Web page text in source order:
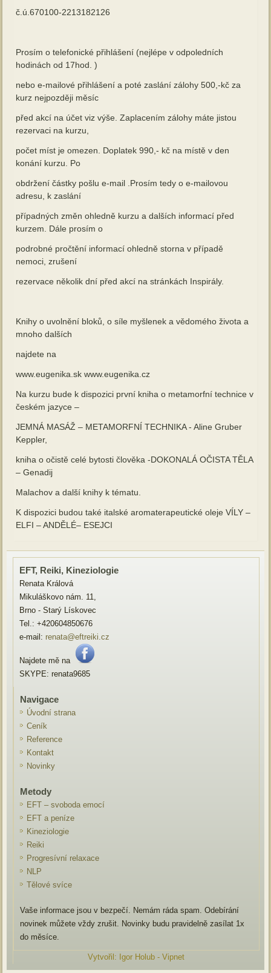
č.ú.670100-2213182126
Prosím o telefonické přihlášení (nejlépe v odpoledních
hodinách od 17hod. )
nebo e-mailové přihlášení a poté zaslání zálohy 500,-kč za
kurz nejpozději měsíc
před akcí na účet viz výše. Zaplacením zálohy máte jistou
rezervaci na kurzu,
počet míst je omezen. Doplatek 990,- kč na místě v den
konání kurzu. Po
obdržení částky pošlu e-mail .Prosím tedy o e-mailovou
adresu, k zaslání
případných změn ohledně kurzu a dalších informací před
kurzem. Dále prosím o
podrobné pročtění informací ohledně storna v případě
nemoci, zrušení
rezervace několik dní před akcí na stránkách Inspirály.
Knihy o uvolnění bloků, o síle myšlenek a vědomého života a
mnoho dalších
najdete na
www.eugenika.sk www.eugenika.cz
Na kurzu bude k dispozici první kniha o metamorfní technice v
českém jazyce –
JEMNÁ MASÁŽ – METAMORFNÍ TECHNIKA - Aline Gruber
Keppler,
kniha o očistě celé bytosti člověka -DOKONALÁ OČISTA TĚLA
– Genadij
Malachov a další knihy k tématu.
K dispozici budou také italské aromaterapeutické oleje VÍLY –
ELFI – ANDĚLÉ– ESEJCI
EFT, Reiki, Kineziologie
Renata Králová
Mikuláškovo nám. 11,
Brno - Starý Lískovec
Tel.: +420604850676
e-mail:renata@eftreiki.cz
Najdete mě na
SKYPE: renata9685
Navigace
Úvodní strana
Ceník
Reference
Kontakt
Novinky
Metody
EFT – svoboda emocí
EFT a peníze
Kineziologie
Reiki
Progresívní relaxace
NLP
Tělové svíce
Vaše informace jsou v bezpečí. Nemám ráda spam. Odebírání
novinek můžete vždy zrušit. Novinky budu pravidelně zasílat 1x
do měsíce.
Vytvořil: Igor Holub - Vipnet